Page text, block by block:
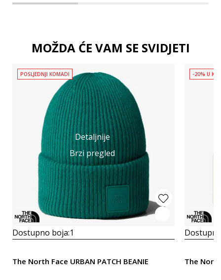
MOŽDA ĆE VAM SE SVIDJETI
Detaljnije
Brzi pregled
POSLJEDNJI KOMADI
Dostupno boja:1
The North Face URBAN PATCH BEANIE
-20% U
The North